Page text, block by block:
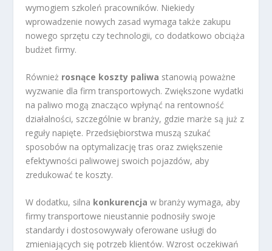
wymogiem szkoleń pracowników. Niekiedy
wprowadzenie nowych zasad wymaga także zakupu
nowego sprzętu czy technologii, co dodatkowo obciąża
budżet firmy.
Również rosnące koszty paliwa stanowią poważne
wyzwanie dla firm transportowych. Zwiększone wydatki
na paliwo mogą znacząco wpłynąć na rentowność
działalności, szczególnie w branży, gdzie marże są już z
reguły napięte. Przedsiębiorstwa muszą szukać
sposobów na optymalizację tras oraz zwiększenie
efektywności paliwowej swoich pojazdów, aby
zredukować te koszty.
W dodatku, silna konkurencja w branży wymaga, aby
firmy transportowe nieustannie podnosiły swoje
standardy i dostosowywały oferowane usługi do
zmieniających się potrzeb klientów. Wzrost oczekiwań